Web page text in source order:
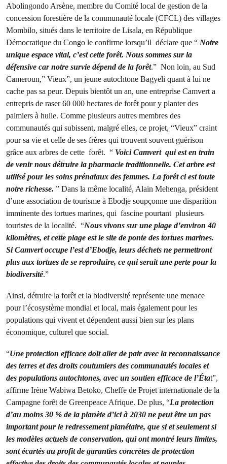
Abolingondo Arsène, membre du Comité local de gestion de la
concession forestière de la communauté locale (CFCL) des villages
Mombilo, situés dans le territoire de Lisala, en République
Démocratique du Congo le confirme lorsqu’il déclare que “ Notre
unique espace vital, c’est cette forêt. Nous sommes sur la
défensive car notre survie dépend de la forêt.” Non loin, au Sud
Cameroun,” Vieux”, un jeune autochtone Bagyeli quant à lui ne
cache pas sa peur. Depuis bientôt un an, une entreprise Camvert a
entrepris de raser 60 000 hectares de forêt pour y planter des
palmiers à huile. Comme plusieurs autres membres des
communautés qui subissent, malgré elles, ce projet, “Vieux” craint
pour sa vie et celle de ses frères qui trouvent souvent guérison
grâce aux arbres de cette forêt. “ Voici Camvert qui est en train
de venir nous détruire la pharmacie traditionnelle. Cet arbre est
utilisé pour les soins prénataux des femmes. La forêt ci est toute
notre richesse. ” Dans la même localité, Alain Mehenga, président
d’une association de tourisme à Ebodje soupçonne une disparition
imminente des tortues marines, qui fascine pourtant plusieurs
touristes de la localité. “Nous vivons sur une plage d’environ 40
kilomètres, et cette plage est le site de ponte des tortues marines.
Si Camvert occupe l’est d’Ebodje, leurs déchets ne permettront
plus aux tortues de se reproduire, ce qui serait une perte pour la
biodiversité.”
Ainsi, détruire la forêt et la biodiversité représente une menace
pour l’écosystème mondial et local, mais également pour les
populations qui vivent et dépendent aussi bien sur les plans
économique, culturel que social.
“Une protection efficace doit aller de pair avec la reconnaissance
des terres et des droits coutumiers des communautés locales et
des populations autochtones, avec un soutien efficace de l’État”,
affirme Irène Wabiwa Betoko, Cheffe de Projet internationale de la
Campagne forêt de Greenpeace Afrique. De plus, “La protection
d’au moins 30 % de la planète d’ici à 2030 ne peut être un pas
important pour le redressement planétaire, que si et seulement si
les modèles actuels de conservation, qui ont montré leurs limites,
sont écartés au profit de garanties concrètes de protection